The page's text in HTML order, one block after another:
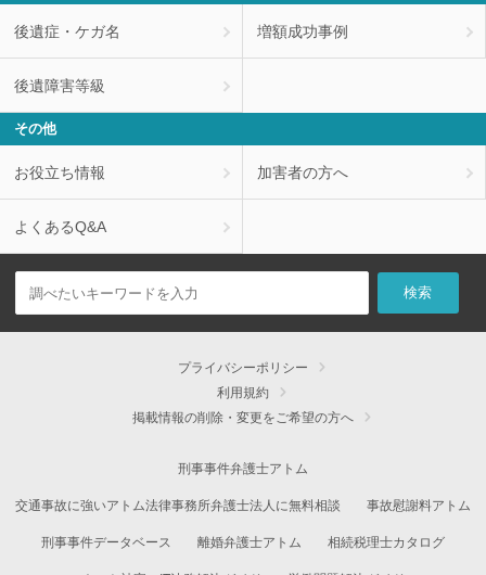
後遺症・ケガ名 増額成功事例
後遺障害等級
その他
お役立ち情報 加害者の方へ
よくあるQ&A
プライバシーポリシー
利用規約
掲載情報の削除・変更をご希望の方へ
刑事事件弁護士アトム
交通事故に強いアトム法律事務所弁護士法人に無料相談 事故慰謝料アトム
刑事事件データベース 離婚弁護士アトム 相続税理士カタログ